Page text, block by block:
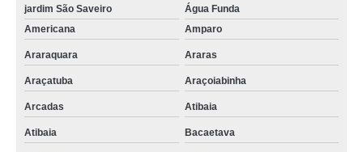
jardim São Saveiro
Água Funda
Americana
Amparo
Araraquara Araras
Araçatuba Araçoiabinha
Arcadas Atibaia
Atibaia Bacaetava